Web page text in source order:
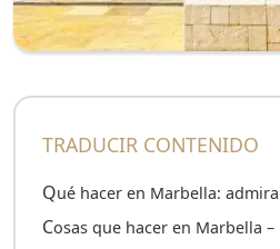
TRADUCIR CONTENIDO
Qué hacer en Marbella:
Cosas que hacer en Marbella